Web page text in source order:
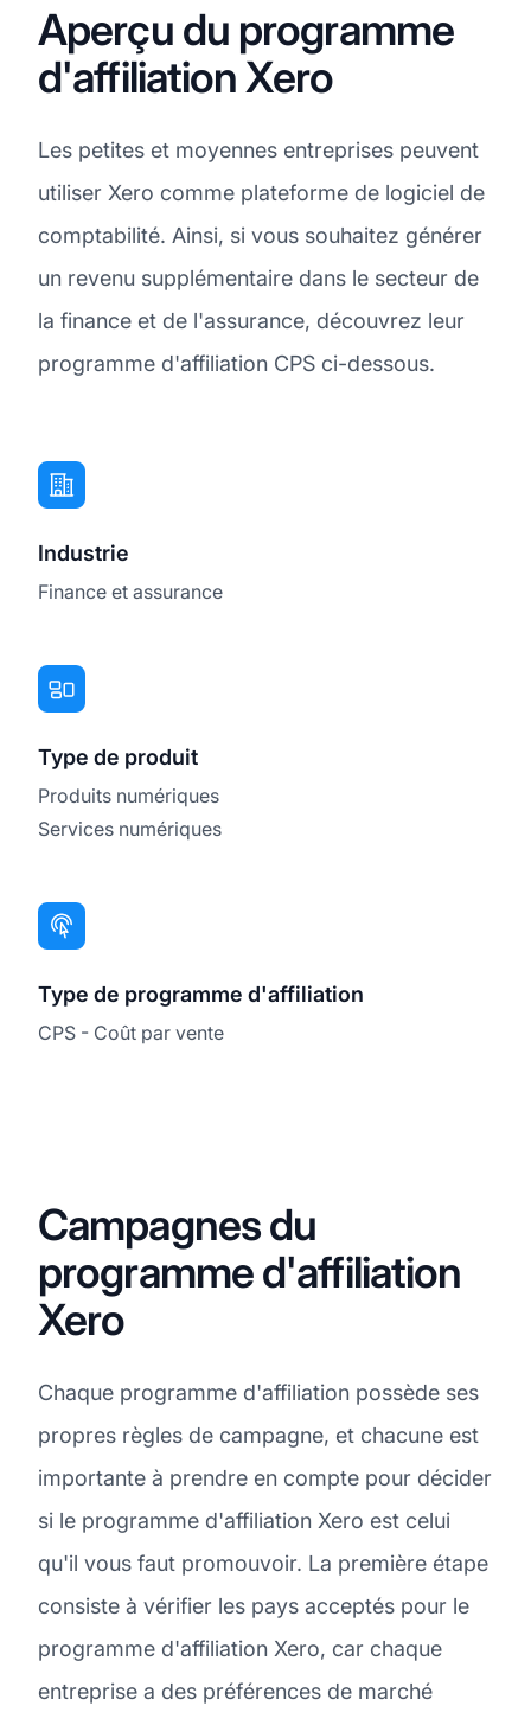
Aperçu du programme
d'affiliation Xero
Les petites et moyennes entreprises peuvent
utiliser Xero comme plateforme de logiciel de
comptabilité. Ainsi, si vous souhaitez générer
un revenu supplémentaire dans le secteur de
la finance et de l'assurance, découvrez leur
programme d'affiliation CPS ci-dessous.
Industrie
Finance et assurance
Type de produit
Produits numériques
Services numériques
Type de programme d'affiliation
CPS - Coût par vente
Campagnes du
programme d'affiliation
Xero
Chaque programme d'affiliation possède ses
propres règles de campagne, et chacune est
importante à prendre en compte pour décider
si le programme d'affiliation Xero est celui
qu'il vous faut promouvoir. La première étape
consiste à vérifier les pays acceptés pour le
programme d'affiliation Xero, car chaque
entreprise a des préférences de marché